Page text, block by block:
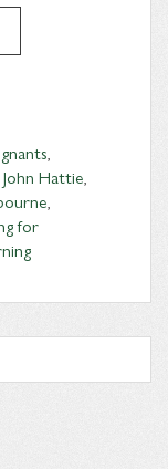
John Hattie
for